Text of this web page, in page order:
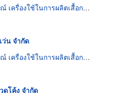
รื่องใช้ในการผลิตเสื้อกางเกงชั้นในสตรี
ว่น จำกัด
รื่องใช้ในการผลิตเสื้อกางเกงชั้นในสตรี
ดโค้ง จำกัด